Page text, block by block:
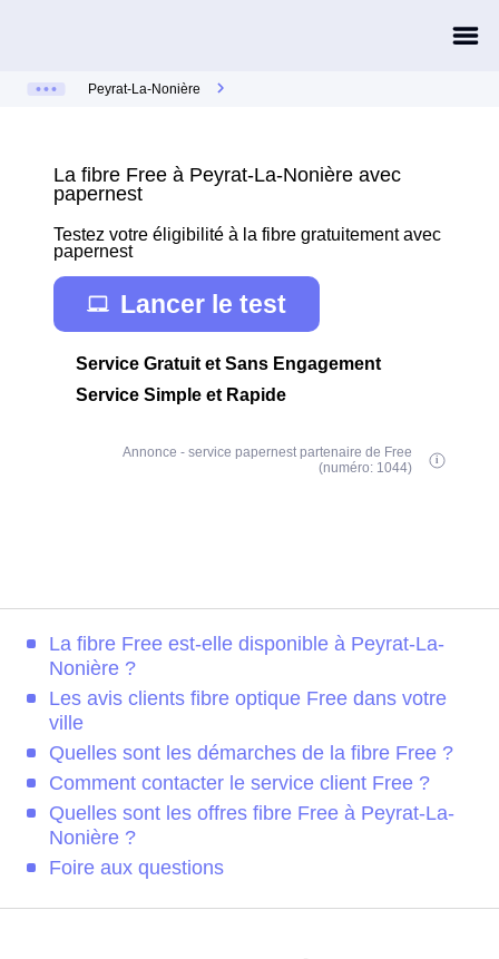
Peyrat-La-Nonière
La fibre Free à Peyrat-La-Nonière avec
papernest
Testez votre éligibilité à la fibre gratuitement avec
papernest
Lancer le test
Service Gratuit et Sans Engagement
Service Simple et Rapide
Annonce - service papernest partenaire de Free
(numéro: 1044)
La fibre Free est-elle disponible à Peyrat-La-
Nonière ?
Les avis clients fibre optique Free dans votre
ville
Quelles sont les démarches de la fibre Free ?
Comment contacter le service client Free ?
Quelles sont les offres fibre Free à Peyrat-La-
Nonière ?
Foire aux questions